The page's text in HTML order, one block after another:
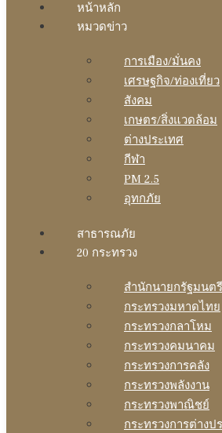
หน้าหลัก
หมวดข่าว
การเมือง/มั่นคง
เศรษฐกิจ/ท่องเที่ยว
สังคม
เกษตร/สิ่งแวดล้อม
ต่างประเทศ
กีฬา
PM 2.5
อุทกภัย
สาธารณภัย
20 กระทรวง
สํานักนายกรัฐมนตรี
กระทรวงมหาดไทย
กระทรวงกลาโหม
กระทรวงคมนาคม
กระทรวงการคลัง
กระทรวงพลังงาน
กระทรวงพาณิชย์
กระทรวงการต่างป